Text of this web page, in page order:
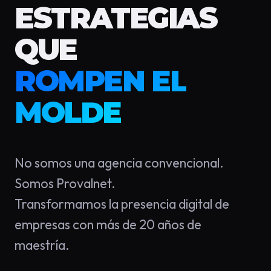
ESTRATEGIAS
QUE
ROMPEN EL
MOLDE
No somos una agencia convencional.
Somos Provalnet.
Transformamos la presencia digital de
empresas con más de 20 años de
maestría.